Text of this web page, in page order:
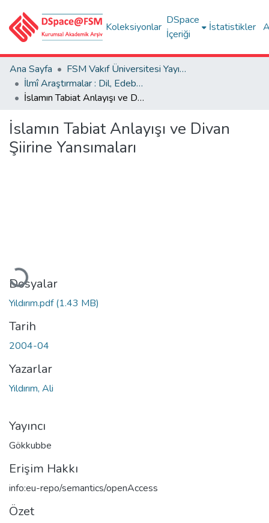
Koleksiyonlar
DSpace
İçeriği
İstatistikler
Ana Sayfa
FSM Vakıf Üniversitesi Yayınları / Publications of FSM Vakif University
İlmî Araştırmalar : Dil, Edebiyat, Tarih İncelemeleri
İslamın Tabiat Anlayışı ve Divan Şiirine Yansımaları
İslamın Tabiat Anlayışı ve Divan
Şiirine Yansımaları
Yükleniyor...
Dosyalar
Yıldırım.pdf(1.43 MB)
Tarih
2004-04
Yazarlar
Yıldırım, Ali
Yayıncı
Gökkubbe
Erişim Hakkı
info:eu-repo/semantics/openAccess
Özet